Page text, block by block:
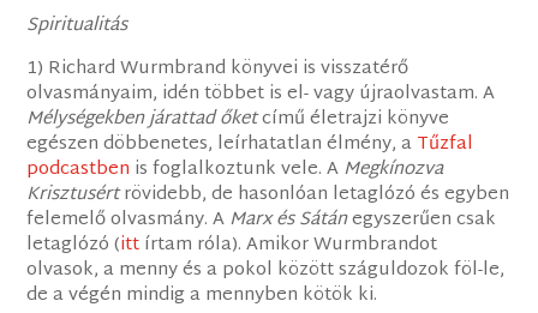
Spiritualitás
1) Richard Wurmbrand könyvei is visszatérő
olvasmányaim, idén többet is el- vagy újraolvastam. A
Mélységekben járattad őketcímű életrajzi könyve
egészen döbbenetes, leírhatatlan élmény, aTűzfal
podcastben is foglalkoztunk vele. AMegkínozva
Krisztusértrövidebb, de hasonlóan letaglózó és egyben
felemelő olvasmány. AMarx és Sátánegyszerűen csak
letaglózó (ittírtam róla). Amikor Wurmbrandot
olvasok, a menny és a pokol között száguldozok föl-le,
de a végén mindig a mennyben kötök ki.